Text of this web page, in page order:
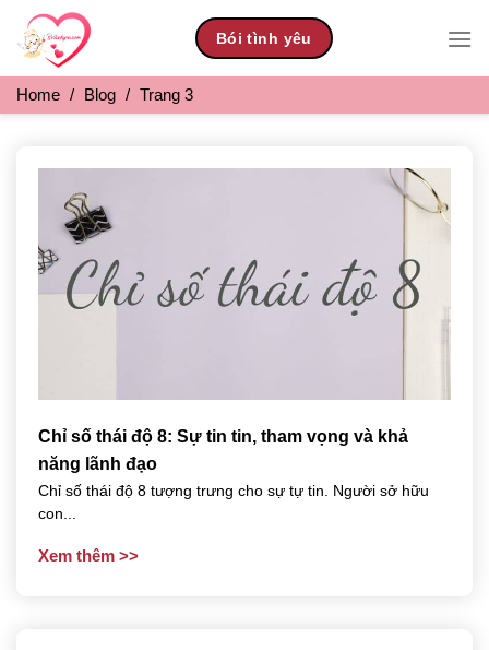
content
Bói tình yêu
Home / Blog / Trang 3
Chỉ số thái độ 8: Sự tin tin, tham vọng và khả
năng lãnh đạo
Chỉ số thái độ 8 tượng trưng cho sự tự tin. Người sở hữu
con...
Xem thêm